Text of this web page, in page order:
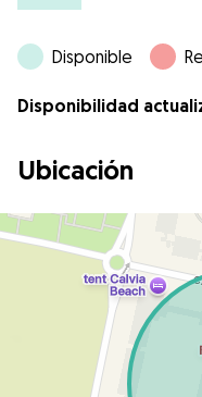
Disponible
Disponibilidad
Ubicación